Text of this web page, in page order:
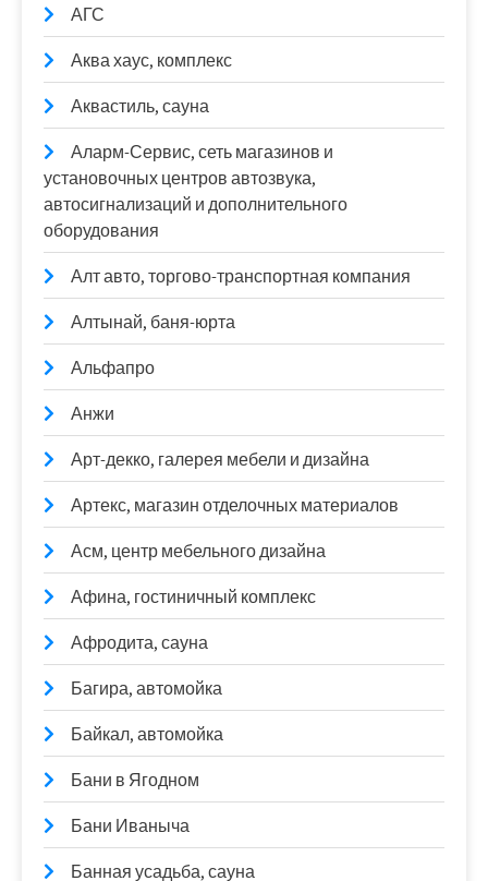
АГС
Аква хаус, комплекс
Аквастиль, сауна
Аларм-Сервис, сеть магазинов и
установочных центров автозвука,
автосигнализаций и дополнительного
оборудования
Алт авто, торгово-транспортная компания
Алтынай, баня-юрта
Альфапро
Анжи
Арт-декко, галерея мебели и дизайна
Артекс, магазин отделочных материалов
Асм, центр мебельного дизайна
Афина, гостиничный комплекс
Афродита, сауна
Багира, автомойка
Байкал, автомойка
Бани в Ягодном
Бани Иваныча
Банная усадьба, сауна